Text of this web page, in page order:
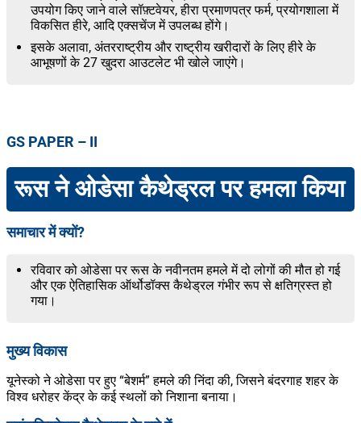
उपयोग किए जाने वाले सॉफ़्टवेयर, हीरा प्रमाणपत्र फर्म, प्रयोगशाला में
विकसित हीरे, आदि एक्सचेंज में उपलब्ध होंगे।
इसके अलावा, अंतरराष्ट्रीय और राष्ट्रीय खरीदारों के लिए हीरे के
आभूषणों के 27 खुदरा आउटलेट भी खोले जाएंगे।
GS PAPER – II
रूस ने ओडेसा कैथेड्रल पर हमला किया
समाचार में क्यों?
रविवार को ओडेसा पर रूस के नवीनतम हमले में दो लोगों की मौत हो गई
और एक ऐतिहासिक ऑर्थोडॉक्स कैथेड्रल गंभीर रूप से क्षतिग्रस्त हो
गया।
मुख्य विकास
यूनेस्को ने ओडेसा पर हुए “बेशर्म” हमले की निंदा की, जिसने बंदरगाह शहर के
विश्व धरोहर केंद्र के कई स्थलों को निशाना बनाया।